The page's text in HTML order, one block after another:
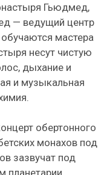
Гьюдмед,
— ведущий центр
мастера
несут чистую
дыхание и
и музыкальная
обертонного
монахов под
зазвучат под